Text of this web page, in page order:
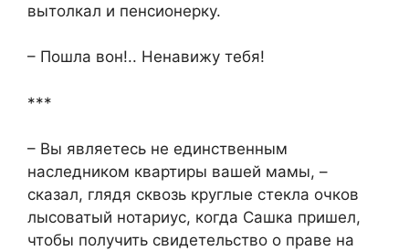
вытолкал и пенсионерку.
– Пошла вон!.. Ненавижу тебя!
***
– Вы являетесь не единственным
наследником квартиры вашей мамы, –
сказал, глядя сквозь круглые стекла очков
лысоватый нотариус, когда Сашка пришел,
чтобы получить свидетельство о праве на